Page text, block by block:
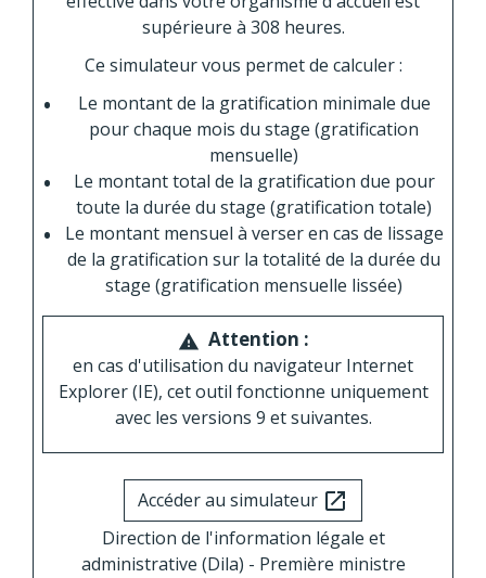
supérieure à 308 heures.
Ce simulateur vous permet de calculer :
Le montant de la gratification minimale due
pour chaque mois du stage (gratification
mensuelle)
Le montant total de la gratification due pour
toute la durée du stage (gratification totale)
Le montant mensuel à verser en cas de lissage
de la gratification sur la totalité de la durée du
stage (gratification mensuelle lissée)
warning Attention :
en cas d'utilisation du navigateur Internet
Explorer (IE), cet outil fonctionne uniquement
avec les versions 9 et suivantes.
Accéder au simulateur open_in_new
Direction de l'information légale et
administrative (Dila) - Première ministre